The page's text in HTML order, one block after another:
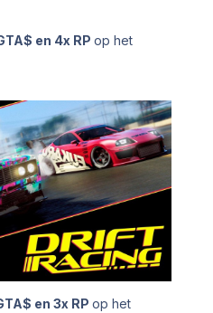
en 4x RPop het
en 3x RPop het